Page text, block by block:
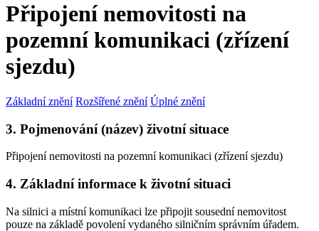
Připojení nemovitosti na
pozemní komunikaci (zřízení
sjezdu)
Základní znění Rozšířené znění Úplné znění
3. Pojmenování (název) životní situace
Připojení nemovitosti na pozemní komunikaci (zřízení sjezdu)
4. Základní informace k životní situaci
Na silnici a místní komunikaci lze připojit sousední nemovitost
pouze na základě povolení vydaného silničním správním úřadem.